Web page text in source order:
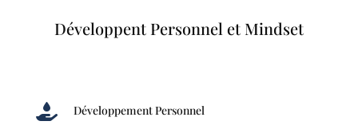
Développent Personnel et Mindset
 Développement Personnel